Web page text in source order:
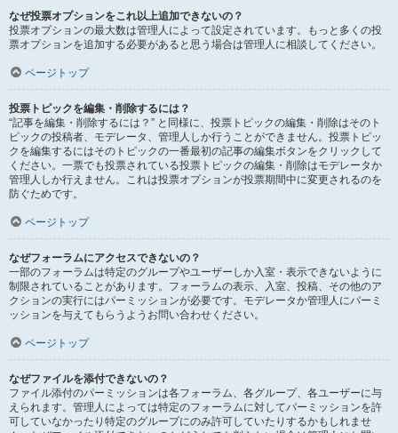
なぜ投票オプションをこれ以上追加できないの？
投票オプションの最大数は管理人によって設定されています。もっと多くの投
票オプションを追加する必要があると思う場合は管理人に相談してください。
ページトップ
投票トピックを編集・削除するには？
“記事を編集・削除するには？” と同様に、投票トピックの編集・削除はそのト
ピックの投稿者、モデレータ、管理人しか行うことができません。投票トピッ
クを編集するにはそのトピックの一番最初の記事の編集ボタンをクリックして
ください。一票でも投票されている投票トピックの編集・削除はモデレータか
管理人しか行えません。これは投票オプションが投票期間中に変更されるのを
防ぐためです。
ページトップ
なぜフォーラムにアクセスできないの？
一部のフォーラムは特定のグループやユーザーしか入室・表示できないように
制限されていることがあります。フォーラムの表示、入室、投稿、その他のア
クションの実行にはパーミッションが必要です。モデレータか管理人にパーミ
ッションを与えてもらうようお問い合わせください。
ページトップ
なぜファイルを添付できないの？
ファイル添付のパーミッションは各フォーラム、各グループ、各ユーザーに与
えられます。管理人によっては特定のフォーラムに対してパーミッションを許
可していなかったり特定のグループにのみ許可していたりするかもしれませ